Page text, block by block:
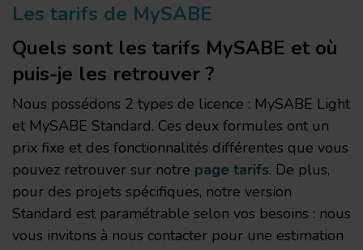
Les tarifs de MySABE
Quels sont les tarifs MySABE et où
puis-je les retrouver ?
Nous possédons 2 types de licence : MySABE Light
et MySABE Standard. Ces deux formules ont un
prix fixe et des fonctionnalités différentes que vous
pouvez retrouver sur notre page tarifs. De plus,
pour des projets spécifiques, notre version
Standard est paramétrable selon vos besoins : nous
vous invitons à nous contacter pour une estimation